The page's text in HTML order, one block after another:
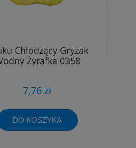
Chłodzący Gryzak
Żyrafka 0358
7,76 zł
DO KOSZYKA